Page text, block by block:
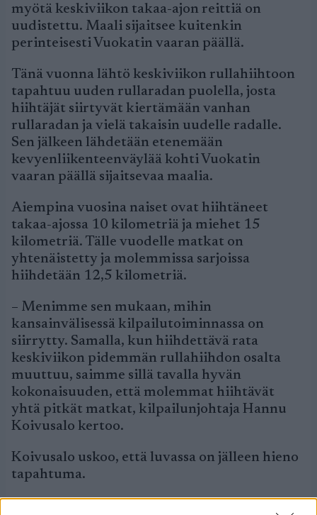
myötä keskiviikon takaa-ajon reittiä on
uudistettu. Maali sijaitsee kuitenkin
perinteisesti Vuokatin vaaran päällä.
Tänä vuonna lähtö keskiviikon rullahiihtoon
tapahtuu uuden rullaradan puolella, josta
hiihtäjät siirtyvät kiertämään vanhan
rullaradan ja vielä takaisin uudelle radalle.
Sen jälkeen lähdetään etenemään
kevyenliikenteenväylää kohti Vuokatin
vaaran päällä sijaitsevaa maalia.
Aiempina vuosina naiset ovat hiihtäneet
takaa-ajossa 10 kilometriä ja miehet 15
kilometriä. Tälle vuodelle matkat on
yhtenäistetty ja molemmissa sarjoissa
hiihdetään 12,5 kilometriä.
– Menimme sen mukaan, mihin
kansainvälisessä kilpailutoiminnassa on
siirrytty. Samalla, kun hiihdettävä rata
keskiviikon pidemmän rullahiihdon osalta
muuttuu, saimme sillä tavalla hyvän
kokonaisuuden, että molemmat hiihtävät
yhtä pitkät matkat, kilpailunjohtaja Hannu
Koivusalo kertoo.
Koivusalo uskoo, että luvassa on jälleen hieno
tapahtuma.